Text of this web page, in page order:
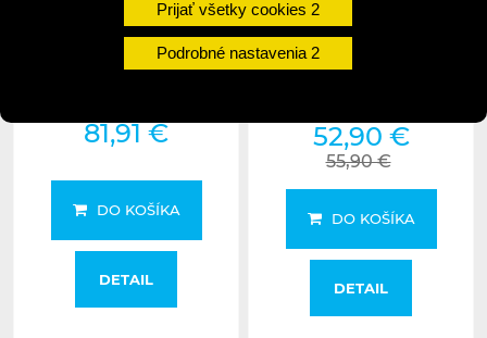
Prijať všetky cookies
Podrobné nastavenia
DARTMOOR predstavec
Funky biely 35mm
81,91 €
DO KOŠÍKA
DETAIL
DARTMOOR predstavec
Fury v.3 tyrkysový
52,90 €
55,90 €
DO KOŠÍKA
DETAIL